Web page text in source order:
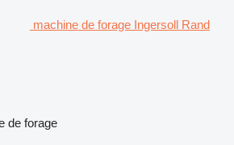
machine de forage Ingersoll Rand
de forage